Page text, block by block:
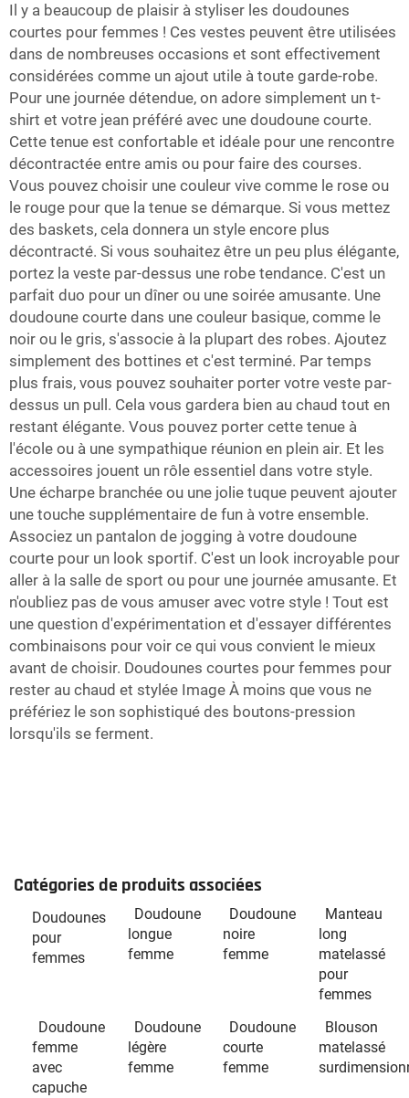
Il y a beaucoup de plaisir à styliser les doudounes
courtes pour femmes ! Ces vestes peuvent être utilisées
dans de nombreuses occasions et sont effectivement
considérées comme un ajout utile à toute garde-robe.
Pour une journée détendue, on adore simplement un t-
shirt et votre jean préféré avec une doudoune courte.
Cette tenue est confortable et idéale pour une rencontre
décontractée entre amis ou pour faire des courses.
Vous pouvez choisir une couleur vive comme le rose ou
le rouge pour que la tenue se démarque. Si vous mettez
des baskets, cela donnera un style encore plus
décontracté. Si vous souhaitez être un peu plus élégante,
portez la veste par-dessus une robe tendance. C'est un
parfait duo pour un dîner ou une soirée amusante. Une
doudoune courte dans une couleur basique, comme le
noir ou le gris, s'associe à la plupart des robes. Ajoutez
simplement des bottines et c'est terminé. Par temps
plus frais, vous pouvez souhaiter porter votre veste par-
dessus un pull. Cela vous gardera bien au chaud tout en
restant élégante. Vous pouvez porter cette tenue à
l'école ou à une sympathique réunion en plein air. Et les
accessoires jouent un rôle essentiel dans votre style.
Une écharpe branchée ou une jolie tuque peuvent ajouter
une touche supplémentaire de fun à votre ensemble.
Associez un pantalon de jogging à votre doudoune
courte pour un look sportif. C'est un look incroyable pour
aller à la salle de sport ou pour une journée amusante. Et
n'oubliez pas de vous amuser avec votre style ! Tout est
une question d'expérimentation et d'essayer différentes
combinaisons pour voir ce qui vous convient le mieux
avant de choisir. Doudounes courtes pour femmes pour
rester au chaud et stylée Image À moins que vous ne
préfériez le son sophistiqué des boutons-pression
lorsqu'ils se ferment.
Catégories de produits associées
Doudounes
pour
femmes
Doudoune
longue
femme
Doudoune
noire
femme
Manteau
long
matelassé
pour
femmes
Doudoune
femme
avec
capuche
Doudoune
légère
femme
Doudoune
courte
femme
Blouson
matelassé